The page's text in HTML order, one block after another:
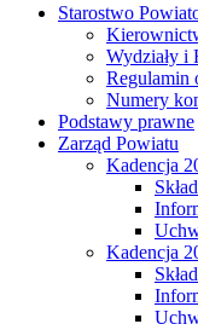
Starostwo
Wydziały i
Regulamin
Numery
Podstawy prawne
Zarząd Powiatu
Kadencja
Kadencja